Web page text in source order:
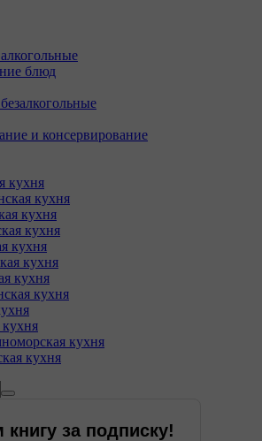
блюд
и консервирование
кухня
кухня
кухня
кухня
кухня
кухня
кухня
кухня
кухня
кухня
за подписку!